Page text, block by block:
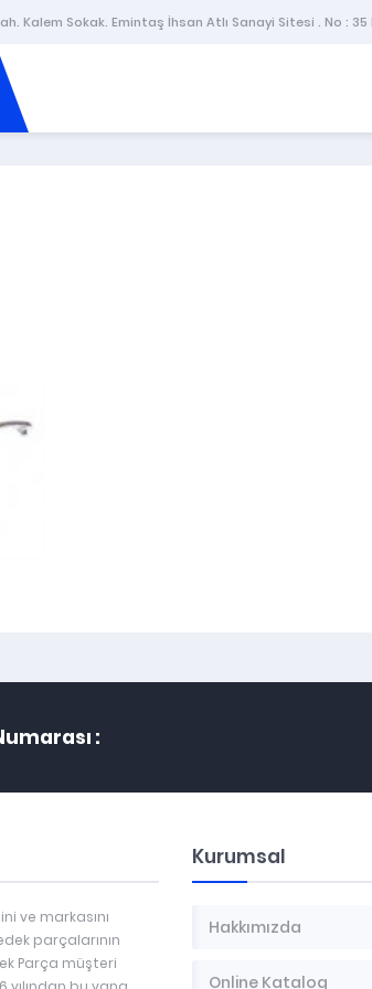
Kalem Sokak. Emintaş İhsan Atlı Sanayi Sitesi . No : 35
:
ve markasını
parçalarının
Parça müşteri
Kurumsal
Hakkımızda
Online Katalog